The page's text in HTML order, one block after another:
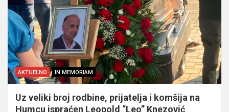
AKTUELNO IN MEMORIAM
Uz veliki broj rodbine, prijatelja i komšija na
Humcu ispraćen Leopold “Leo” Knezović